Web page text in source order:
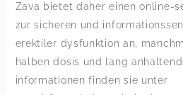
Zava bietet daher einen online-
zur sicheren und
erektiler dysfunktion an,
halben dosis und lang
informationen finden sie unter